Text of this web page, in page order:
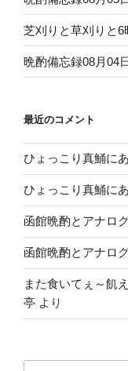
芝刈りと草刈りと6
晩酌備忘録08月04
最近のコメント
ひょっこり真鯒に
ひょっこり真鯒に
函館晩酌とアナロ
函館晩酌とアナロ
また食いてぇ～飢
亭 より